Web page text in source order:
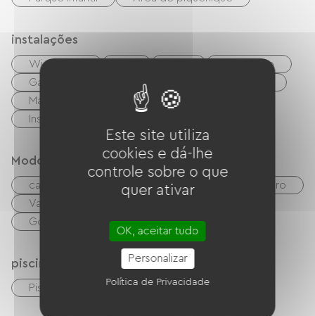
instalações
Wi-Fi grátis
Churrasco
Garden Lounge
Equipamento para bebês
Máquina de lavar coletiva
Instalações sanitárias comuns
Modos de paiement
cartão do banco Verificações
dinheiro
Vales de férias (ANCV)
Good CAF
Mandato internacional
piscina
Piscina exterior
Este site utiliza
cookies e dá-lhe
controle sobre o que
quer ativar
OK, aceitar tudo
Personalizar
Política de Privacidade